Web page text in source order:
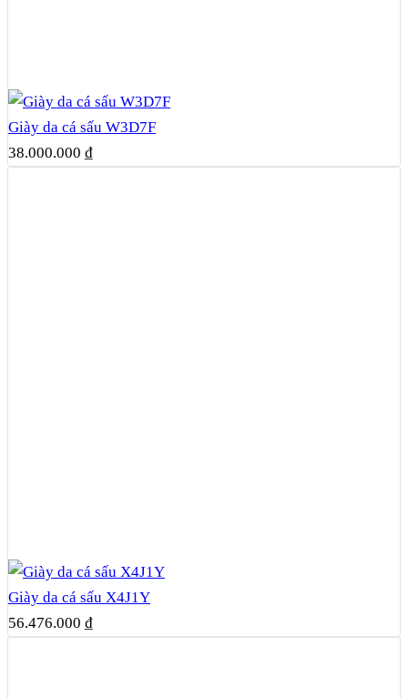
Giày da cá sấu W3D7F
38.000.000 ₫
Giày da cá sấu X4J1Y
56.476.000 ₫